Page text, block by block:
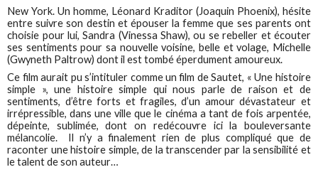
New York. Un homme, Léonard Kraditor (Joaquin Phoenix), hésite
entre suivre son destin et épouser la femme que ses parents ont
choisie pour lui, Sandra (Vinessa Shaw), ou se rebeller et écouter
ses sentiments pour sa nouvelle voisine, belle et volage, Michelle
(Gwyneth Paltrow) dont il est tombé éperdument amoureux.
Ce film aurait pu s’intituler comme un film de Sautet, « Une histoire
simple », une histoire simple qui nous parle de raison et de
sentiments, d’être forts et fragiles, d’un amour dévastateur et
irrépressible, dans une ville que le cinéma a tant de fois arpentée,
dépeinte, sublimée, dont on redécouvre ici la bouleversante
mélancolie. Il n’y a finalement rien de plus compliqué que de
raconter une histoire simple, de la transcender par la sensibilité et
le talent de son auteur…